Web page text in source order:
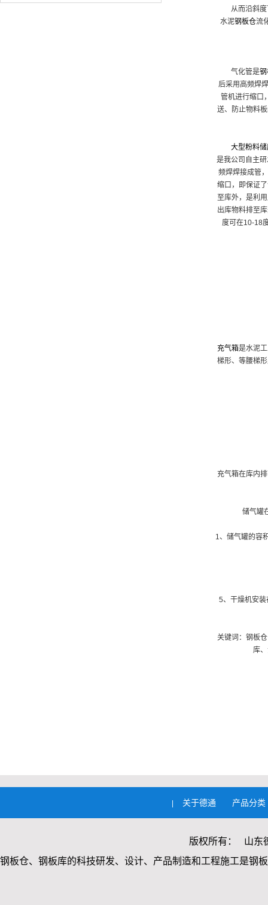
从而沿斜
水泥钢板仓流
气化管是钢
后采用高频焊
管机进行缩口
送、防止物料
大型粉料储
是我公司自主
频焊焊接成管
缩口，即保证
至库外，是利
出库物料排至
度可在10-18
充气箱是水泥
梯形、等腰梯
充气箱在库内
储气罐
1、储气罐的容
5、干燥机安
关键词：钢板
库
关于德通 产品分类
版权所有： 山东
钢板仓、钢板库的科技研发、设计、产品制造和工程施工是钢